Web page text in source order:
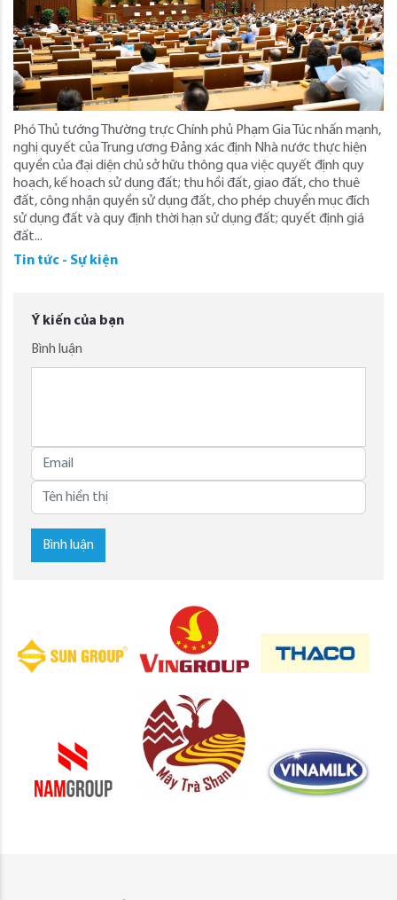
Phó Thủ tướng Thường trực Chính phủ Phạm Gia Túc nhấn mạnh,
nghị quyết của Trung ương Đảng xác định Nhà nước thực hiện
quyền của đại diện chủ sở hữu thông qua việc quyết định quy
hoạch, kế hoạch sử dụng đất; thu hồi đất, giao đất, cho thuê
đất, công nhận quyền sử dụng đất, cho phép chuyển mục đích
sử dụng đất và quy định thời hạn sử dụng đất; quyết định giá
đất...
Tin tức - Sự kiện
Ý kiến của bạn
Bình luận
Bình luận